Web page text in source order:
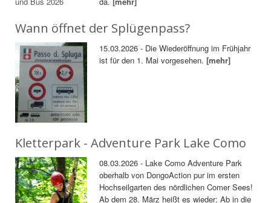
Wann öffnet der Splügenpass?
15.03.2026 - Die Wiederöffnung im Frühjahr
ist für den 1. Mai vorgesehen.[mehr]
Kletterpark - Adventure Park Lake Como
08.03.2026 - Lake Como Adventure Park
oberhalb von DongoAction pur im ersten
Hochseilgarten des nördlichen Comer Sees!
Ab dem 28. März heißt es wieder: Ab in die